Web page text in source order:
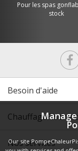
Pour les spas
stock
Besoin d'aide
Nos services
Our site